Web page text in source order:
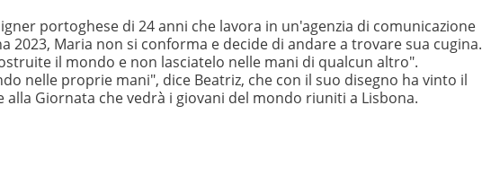
portoghese di 24 anni che lavora in un'agenzia di comunicazione
2023, Maria non si conforma e decide di andare a trovare sua cugina.
il mondo e non lasciatelo nelle mani di qualcun altro".
nelle proprie mani", dice Beatriz, che con il suo disegno ha vinto il
Giornata che vedrà i giovani del mondo riuniti a Lisbona.